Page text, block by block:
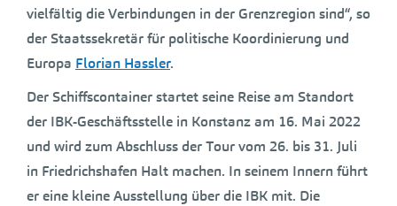
vielfältig die Verbindungen in der Grenzregion sind“, so
der Staatssekretär für politische Koordinierung und
Europa Florian Hassler.
Der Schiffscontainer startet seine Reise am Standort
der IBK-Geschäftsstelle in Konstanz am 16. Mai 2022
und wird zum Abschluss der Tour vom 26. bis 31. Juli
in Friedrichshafen Halt machen. In seinem Innern führt
er eine kleine Ausstellung über die IBK mit. Die